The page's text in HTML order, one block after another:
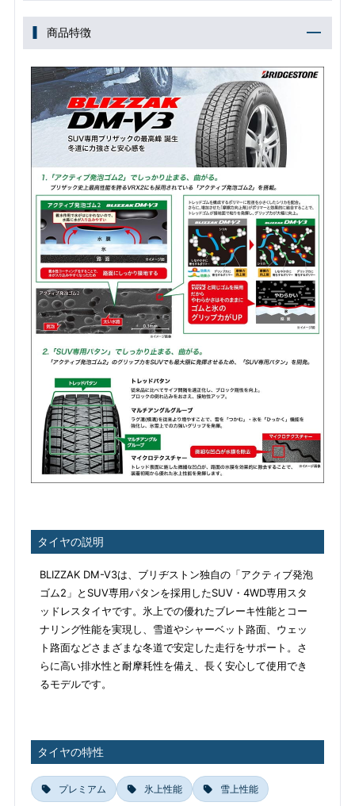
商品特徴
タイヤの説明
BLIZZAK DM-V3は、ブリヂストン独自の「アクティブ発泡
ゴム2」とSUV専用パタンを採用したSUV・4WD専用スタ
ッドレスタイヤです。氷上での優れたブレーキ性能とコー
ナリング性能を実現し、雪道やシャーベット路面、ウェッ
ト路面などさまざまな冬道で安定した走行をサポート。さ
らに高い排水性と耐摩耗性を備え、長く安心して使用でき
るモデルです。
タイヤの特性
プレミアム 氷上性能 雪上性能